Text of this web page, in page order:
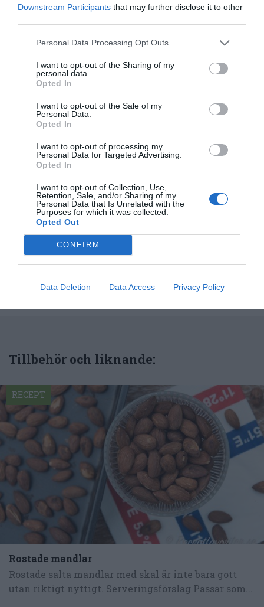
Downstream Participants that may further disclose it to other
Personal Data Processing Opt Outs
I want to opt-out of the Sharing of my
personal data.
Opted In
I want to opt-out of the Sale of my
Personal Data.
Opted In
I want to opt-out of processing my
Personal Data for Targeted Advertising.
Opted In
I want to opt-out of Collection, Use,
Retention, Sale, and/or Sharing of my
Personal Data that Is Unrelated with the
Purposes for which it was collected.
Opted Out
CONFIRM
Data Deletion Data Access Privacy Policy
Medel:3.9(38röster)
Uppskattat näringsvärde per portion:
Författare: Henrik
Mattsson
Jag är matskribent samt kock
med en fil. kand i
Måltidsvetenskap från
restauranghögskolan i Grythyttan. På denna sida
delar jag med mig av tusentals olika recept för alla
smaker - noviser som hemmakockar. Alla recept
kunna laga dem med bästa resultat hemma. Läs mer
Tillbehör och liknande:
Rostade mandlar
Rostade salta mandlar med skal är inte bara gott
utan riktigt nyttigt. Serveringsförslag Passar som...
RECEPT